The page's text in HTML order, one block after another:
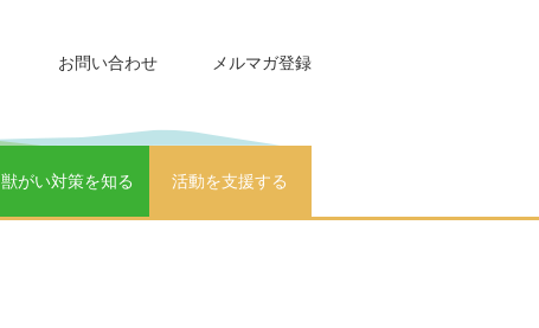
獣がい対策を知る 活動を支援する
お問い合わせ メルマガ登録